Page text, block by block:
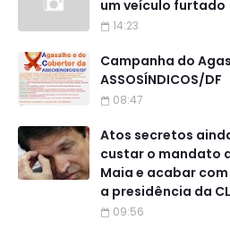
um veículo furtado
14:23
Campanha do
ASSOSÍNDICOS/DF
08:47
Atos secretos
custar o mandato
Maia e acabar
a presidência da
09:56